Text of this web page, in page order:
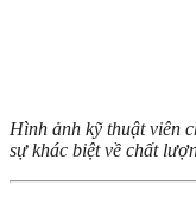
Hình ảnh kỹ thuật viên
sự khác biệt về chất